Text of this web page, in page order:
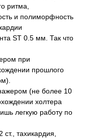
ритма,
и полиморфность
ST 0.5 мм. Так что
при
прошлого
(не более 10
холтера
легкую работу по
тахикардия,